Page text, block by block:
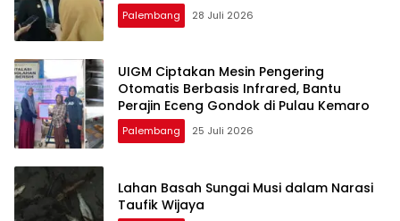
Palembang 28 Juli 2026
UIGM Ciptakan Mesin Pengering
Otomatis Berbasis Infrared, Bantu
Perajin Eceng Gondok di Pulau Kemaro
Palembang 25 Juli 2026
Lahan Basah Sungai Musi dalam Narasi
Taufik Wijaya